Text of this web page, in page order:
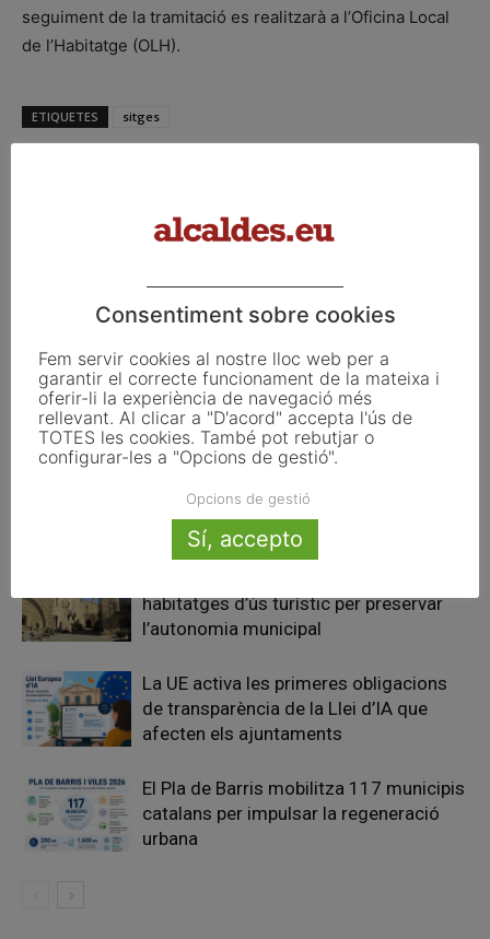
seguiment de la tramitació es realitzarà a l’Oficina Local
de l’Habitatge (OLH).
ETIQUETES sitges
X Linkedin
Sant Fruitós organitza una
plantada d’arbres autòctons a
l’entorn del riu d’Or
El cap de setmana 9 i 10 d’abril
torna la Fira Mercat del Ram
de Tordera i la Fira del Món
Articles relacionats
habitatges d’ús turístic per preservar
l’autonomia municipal
La UE activa les primeres obligacions
de transparència de la Llei d’IA que
afecten els ajuntaments
El Pla de Barris mobilitza 117 municipis
catalans per impulsar la regeneració
urbana
Consentiment sobre cookies
Fem servir cookies al nostre lloc web per a
garantir el correcte funcionament de la mateixa i
oferir-li la experiència de navegació més
rellevant. Al clicar a "D'acord" accepta l'ús de
TOTES les cookies. També pot rebutjar o
configurar-les a "Opcions de gestió".
Opcions de gestió
Sí, accepto